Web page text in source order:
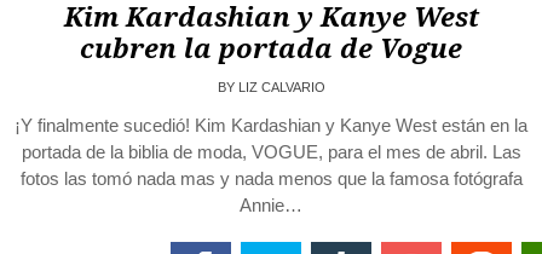
Kim Kardashian y Kanye West
cubren la portada de Vogue
BY LIZ CALVARIO
¡Y finalmente sucedió! Kim Kardashian y Kanye West están en la
portada de la biblia de moda, VOGUE, para el mes de abril. Las
fotos las tomó nada mas y nada menos que la famosa fotógrafa
Annie…